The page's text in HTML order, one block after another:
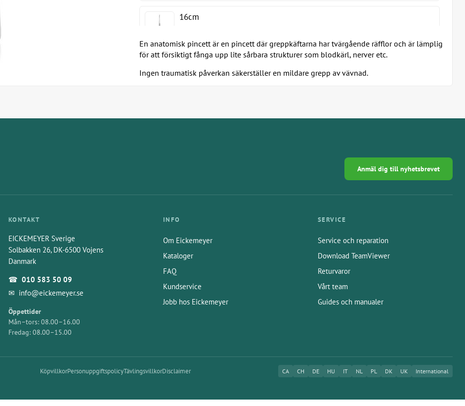
16cm
20cm
En anatomisk pincett är en pincett där greppkäftarna har tvärgående räfflor och är lämplig
för att försiktigt fånga upp lite sårbara strukturer som blodkärl, nerver etc.
Ingen traumatisk påverkan säkerställer en mildare grepp av vävnad.
Anmäl dig till nyhetsbrevet
KONTAKT
EICKEMEYER Sverige
Solbakken 26, DK-6500 Vojens
Danmark
☎ 010 583 50 09
✉ info@eickemeyer.se
Öppettider
Mån–tors: 08.00–16.00
Fredag: 08.00–15.00
INFO
Om Eickemeyer
Kataloger
FAQ
Kundservice
Jobb hos Eickemeyer
SERVICE
Service och reparation
Download TeamViewer
Returvaror
Vårt team
Guides och manualer
KöpvillkorPersonuppgiftspolicyTävlingsvillkorDisclaimer CA CH DE HU IT NL PL DK UK International